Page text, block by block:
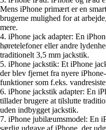
Mens iPhone primært er en
brugerne mulighed for at
mere.
4. iPhone jack adapter: En
høretelefoner eller andre
traditionelt 3,5 mm jackstik.
5. iPhone jackstik: Et iPhone
der blev fjernet fra nyere
funktioner som f.eks.
6. iPhone jackstik adapter: En
tillader brugere at tilslutte
uden indbygget jackstik.
7. iPhone jubilæumsmodel: En
særlig udgave af iPhone, der